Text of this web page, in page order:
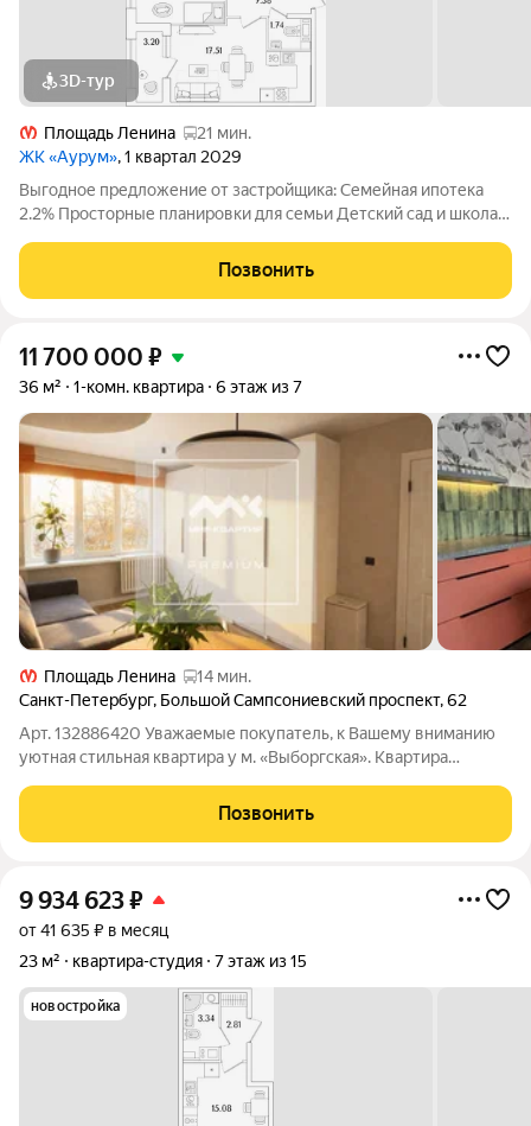
3D-тур
Площадь Ленина
21 мин.
ЖК «Аурум», 1 квартал 2029
Выгодное предложение от застройщика: Семейная ипотека
2.2% Просторные планировки для семьи Детский сад и школа
Подземный паркинг со спуском на лифте Дизайнерские лобби
с арт-объектом
Позвонить
11 700 000 ₽
36 м² 1-комн. квартира 6 этаж из 7
Площадь Ленина
14 мин.
Санкт-Петербург, Большой Сампсониевский проспект,62
Арт. 132886420 Уважаемые покупатель, к Вашему вниманию
уютная стильная квартира у м. «Выборгская». Квартира
Закрытый двор с парковкой под шлагбаумом, на этаже есть
кладовая. В квартире сделан
Позвонить
9 934 623₽
от 41 635 ₽ в месяц
23 м²
квартира-студия 7 этаж из 15
новостройка